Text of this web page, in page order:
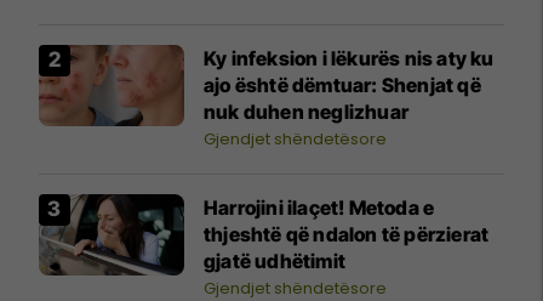
Ky infeksion i lëkurës nis aty ku
ajo është dëmtuar: Shenjat që
nuk duhen neglizhuar
Gjendjet shëndetësore
Harrojini ilaçet! Metoda e
thjeshtë që ndalon të përzierat
gjatë udhëtimit
Gjendjet shëndetësore